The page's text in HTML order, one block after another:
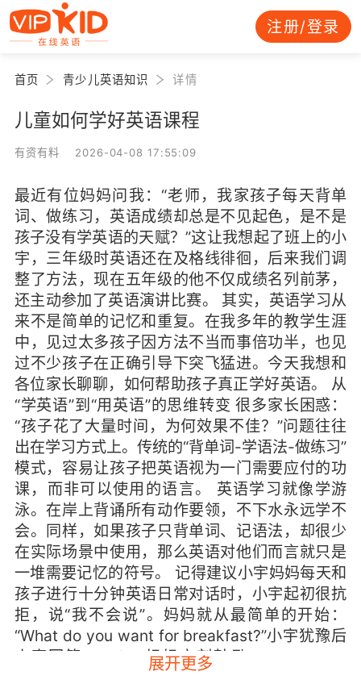
注册/登录
首页 青少儿英语知识 详情
儿童如何学好英语课程
有资有料 2026-04-08 17:55:09
最近有位妈妈问我：“老师，我家孩子每天背单
词、做练习，英语成绩却总是不见起色，是不是
孩子没有学英语的天赋？”这让我想起了班上的小
宇，三年级时英语还在及格线徘徊，后来我们调
整了方法，现在五年级的他不仅成绩名列前茅，
还主动参加了英语演讲比赛。 其实，英语学习从
来不是简单的记忆和重复。在我多年的教学生涯
中，见过太多孩子因方法不当而事倍功半，也见
过不少孩子在正确引导下突飞猛进。今天我想和
各位家长聊聊，如何帮助孩子真正学好英语。 从
“学英语”到“用英语”的思维转变 很多家长困惑：
“孩子花了大量时间，为何效果不佳？”问题往往
出在学习方式上。传统的“背单词-学语法-做练习”
模式，容易让孩子把英语视为一门需要应付的功
课，而非可以使用的语言。 英语学习就像学游
泳。在岸上背诵所有动作要领，不下水永远学不
会。同样，如果孩子只背单词、记语法，却很少
在实际场景中使用，那么英语对他们而言就只是
一堆需要记忆的符号。 记得建议小宇妈妈每天和
孩子进行十分钟英语日常对话时，小宇起初很抗
拒，说“我不会说”。妈妈就从最简单的开始：
“What do you want for breakfast?”小宇犹豫后
小声回答：“Milk.”妈妈立刻鼓励：“Good! You
want milk.”就这样，从单词到短句，再到简单对
展开更多